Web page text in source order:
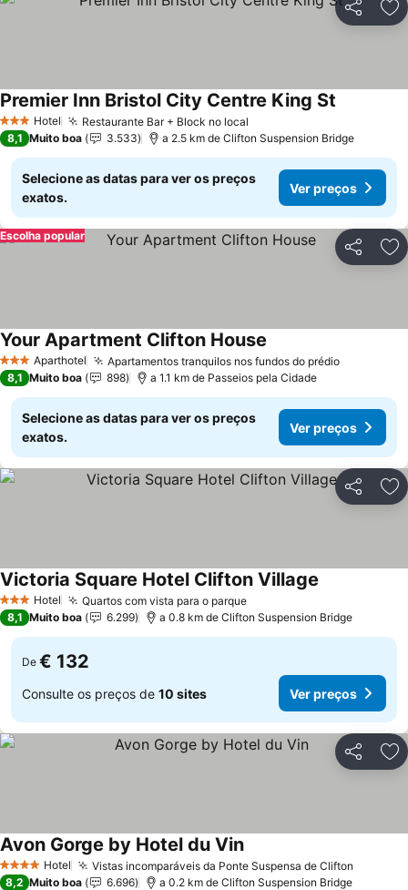
Partilhar
3 EstrelasHotel Restaurante Bar + Block no local
Premier Inn Bristol City Centre King St
8,1 Muito boa 3.533 a 2.5 km de Clifton Suspension Bridge
Selecione as datas para ver os preços
exatos.
Ver preços
Partilhar
Escolha popular
3 EstrelasAparthotel Apartamentos tranquilos nos fundos do prédioVer
Your Apartment Clifton House
8,1 Muito boa 898 a 1.1 km de Passeios pela Cidade
Selecione as datas para ver os preços
exatos.
Ver preços
Partilhar
3 EstrelasHotel Quartos com vista para o parqueVer preços
Victoria Square Hotel Clifton Village
8,1 Muito boa 6.299 a 0.8 km de Clifton Suspension Bridge
De € 132
Consulte os preços de 10 sites Ver preços
Partilhar
4 EstrelasHotel Vistas incomparáveis da Ponte Suspensa de Clifton
Avon Gorge by Hotel du VinVer preços
8,2 Muito boa 6.696 a 0.2 km de Clifton Suspension Bridge